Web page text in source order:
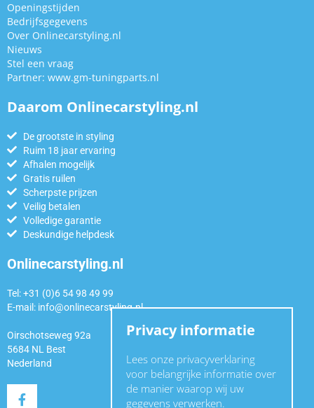
Openingstijden
Bedrijfsgegevens
Over Onlinecarstyling.nl
Nieuws
Stel een vraag
Partner: www.gm-tuningparts.nl
Daarom Onlinecarstyling.nl
De grootste in styling
Ruim 18 jaar ervaring
Afhalen mogelijk
Gratis ruilen
Scherpste prijzen
Veilig betalen
Volledige garantie
Deskundige helpdesk
Onlinecarstyling.nl
Tel: +31 (0)6 54 98 49 99
E-mail: info@onlinecarstyling.nl
Oirschotseweg 92a
5684 NL Best
Nederland
Privacy informatie
Lees onze privacyverklaring
voor belangrijke informatie over
de manier waarop wij uw
gegevens verwerken.